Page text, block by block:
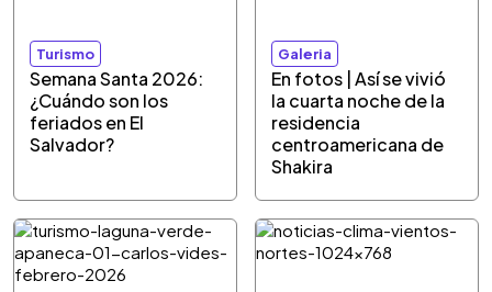
Turismo
Semana Santa 2026:
¿Cuándo son los
feriados en El
Salvador?
Galeria
En fotos | Así se vivió
la cuarta noche de la
residencia
centroamericana de
Shakira